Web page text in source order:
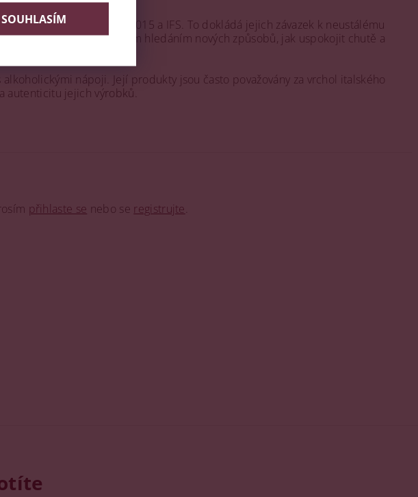
certifikace ISO 9001:2015 a IFS. To dokládá jejich závazek k neustálému
přístupem a neustálým hledáním nových způsobů, jak uspokojit chutě a
nápoji. Její produkty jsou často považovány za vrchol italského
autenticitu jejich výrobků.
přihlaste se nebo se registrujte
SOUHLASÍM